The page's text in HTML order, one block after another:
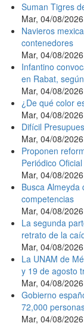
Suman Tigres
Mar, 04/08/2026
Navieros
contenedores
Mar, 04/08/2026
Infantino
en Rabat,
Mar, 04/08/2026
¿De qué color
Mar, 04/08/2026
Difícil
Mar, 04/08/2026
Proponen
Periódico Oficial
Mar, 04/08/2026
Busca
competencias
Mar, 04/08/2026
La segunda
retrato de la
Mar, 04/08/2026
La UNAM de
y 19 de agosto
Mar, 04/08/2026
Gobierno
72,000
Mar, 04/08/2026